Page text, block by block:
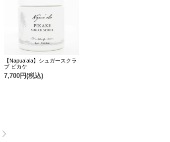
【Napua’ala】シュガースクラ
ブ ピカケ
7,700円(税込)